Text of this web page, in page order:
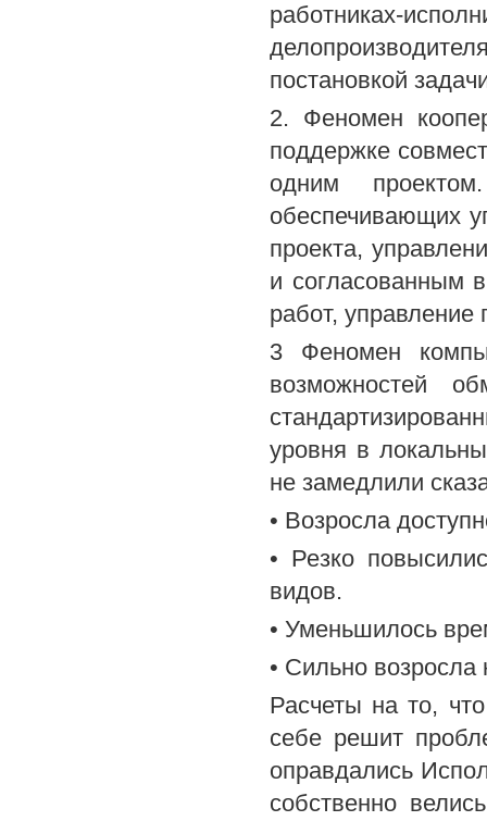
работниках-
постановкой
2. Феномен
поддержке
одним
обеспечивающих
проекта,
и согласованным
работ,
3 Феномен
возможностей
уровня в
не замедлили
• Возросла
• Резко
видов.
• Уменьшилось
• Сильно возросла
Расчеты на то,
себе решит
оправдались
собственно